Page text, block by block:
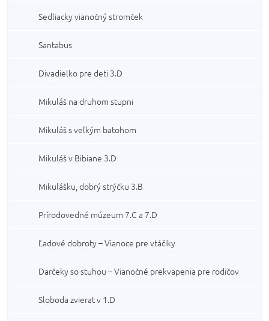
Sedliacky vianočný stromček
Santabus
Divadielko pre deti 3.D
Mikuláš na druhom stupni
Mikuláš s veľkým batohom
Mikuláš v Bibiane 3.D
Mikulášku, dobrý strýčku 3.B
Prírodovedné múzeum 7.C a 7.D
Ľadové dobroty – Vianoce pre vtáčiky
Darčeky so stuhou – Vianočné prekvapenia pre rodičov
Sloboda zvierat v 1.D